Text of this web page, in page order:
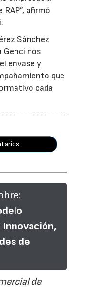
afirmó
Sánchez
Genci nos
envase y
que
cada
Innovación,
de
de